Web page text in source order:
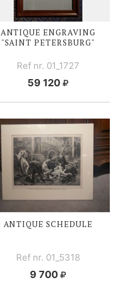
ANTIQUE ENGRAVING
"SAINT PETERSBURG"
Ref nr. 01_1727
59 120
ANTIQUE SCHEDULE
Ref nr. 01_5318
9 700